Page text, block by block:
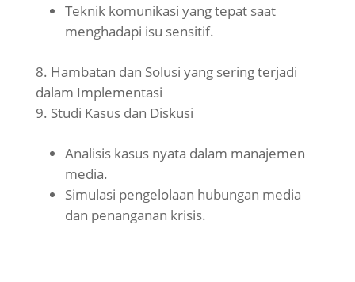
Teknik komunikasi yang tepat saat
menghadapi isu sensitif.
Hambatan dan Solusi yang sering terjadi
dalam Implementasi
Studi Kasus dan Diskusi
Analisis kasus nyata dalam manajemen
media.
Simulasi pengelolaan hubungan media
dan penanganan krisis.